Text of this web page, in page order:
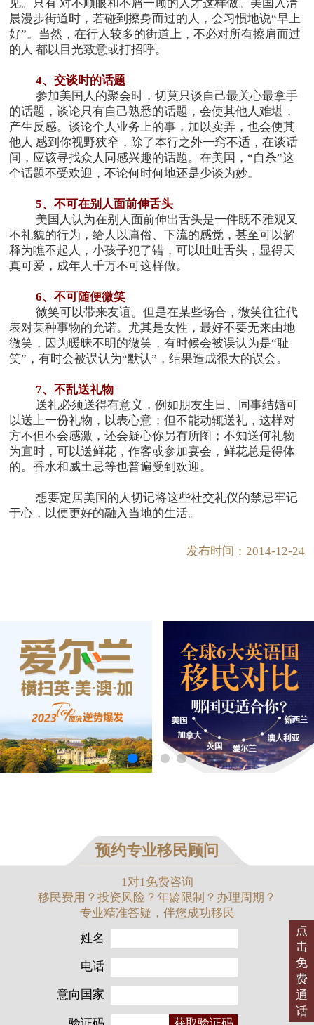
见。只有 对不顺眼和不屑一顾的人才这样做。美国入清
晨漫步街道时，若碰到擦身而过的人，会习惯地说“早上
好”。当然，在行人较多的街道上，不必对所有擦肩而过
的人 都以目光致意或打招呼。
4、交谈时的话题
参加美国人的聚会时，切莫只谈自己最关心最拿手
的话题，谈论只有自己熟悉的话题，会使其他人难堪，
产生反感。谈论个人业务上的事，加以卖弄，也会使其
他人 感到你视野狭窄，除了本行之外一窍不适，在谈话
间，应该寻找众人同感兴趣的话题。在美国，“自杀”这
个话题不受欢迎，不论何时何地还是少谈为妙。
5、不可在别人面前伸舌头
美国人认为在别人面前伸出舌头是一件既不雅观又
不礼貌的行为，给人以庸俗、下流的感觉，甚至可以解
释为瞧不起人，小孩子犯了错，可以吐吐舌头，显得天
真可爱，成年人千万不可这样做。
6、不可随便微笑
微笑可以带来友谊。但是在某些场合，微笑往往代
表对某种事物的允诺。尤其是女性，最好不要无来由地
微笑，因为暖昧不明的微笑，有时候会被误认为是“耻
笑”，有时会被误认为“默认”，结果造成很大的误会。
7、不乱送礼物
送礼必须送得有意义，例如朋友生日、同事结婚可
以送上一份礼物，以表心意；但不能动辄送礼，这样对
方不但不会感激，还会疑心你另有所图；不知送何礼物
为宜时，可以送鲜花，作客或参加宴会，鲜花总是得体
的。香水和威土忌等也普遍受到欢迎。
想要定居美国的人切记将这些社交礼仪的禁忌牢记
于心，以便更好的融入当地的生活。
发布时间：2014-12-24
预约专业移民顾问
1对1免费咨询
移民费用？投资风险？年龄限制？办理周期？
专业精准答疑，伴您成功移民
姓名
电话
意向国家
点
击
免
费
通
话